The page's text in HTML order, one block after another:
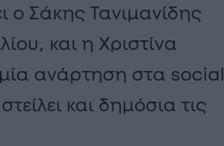
ο Σάκης Τανιμανίδης
και η Χριστίνα
ανάρτηση στα social
και δημόσια τις